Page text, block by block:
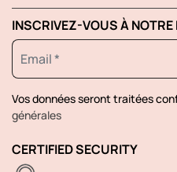
INSCRIVEZ-VOUS À
Vos données seront traitées
générales
CERTIFIED SECURITY